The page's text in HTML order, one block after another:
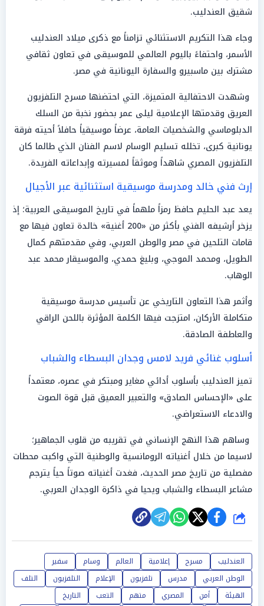
شقيق العندليب.
وجاء هذا التكريم الاستثنائي تزامناً مع ذكرى ميلاد العندليب
الأسمر، واحتفاءً باليوم العالمي للموسيقى في تعاون ثقافي
مشترك بين ماسبيرو والسفارة اليونانية في مصر.
وشهدت الاحتفالية المتميزة، التي احتضنها مسرح التلفزيون
العريق وقدمتها الإعلامية ليلى عمر بحضور نخبة من السلك
الدبلوماسي والشخصيات العامة، عرضاً موسيقياً حافلاً أحيته فرقة
يونانية كبرى، تخلله تسليم الوسام لاسم الفنان الذي طالما كان
التلفزيون المصري شاهداً وموثقاً لمسيرته وإبداعاته الفريدة.
إرث فني خالد ومدرسة موسيقية استثنائية عبر الأجيال
يعد عبد الحليم حافظ رمزاً ملهماً في تاريخ الموسيقى العربية؛ إذ
يزخر أرشيفه الفني بأكثر من «200 أغنية» خالدة تعاون فيها مع
قامات التلحين في مصر والوطن العربي، وفي مقدمتهم كمال
الطويل، ومحمد الموجي، وبليغ حمدي، والموسيقار محمد عبد
الوهاب.
وأثمر هذا التعاون التاريخي عن تأسيس مدرسة موسيقية
متكاملة الأركان، امتزجت فيها الكلمة المؤثرة باللحن الراقي
والعاطفة الصادقة.
أسلوب غنائي فريد لامس وجدان البسطاء والشباب
تميز العندليب بأسلوب أدائي مغاير ومبتكر في عصره، معتمداً
على «الإحساس الصادق» والتعبير العميق قبل قوة الصوت
والادعاء الاستعراضي.
وساهم هذا النهج الإنساني في تقريبه من قلوب الجماهير؛
لاسيما من خلال أغنياته الرومانسية والوطنية التي واكبت محطات
مفصلية من تاريخ مصر الحديث، فغدت أغنياته صوتاً حياً يترجم
مشاعر البسطاء والشباب ويحيا في ذاكرة الوجدان العربي.
شارك
العندليب مسرح إعلامية العالم وسام
سفير
الوطن العربي
مدرس تلفزيون الإعلام التلفزيون
التلف
الهيئة
أمن المصري متهم التعب التاريخ